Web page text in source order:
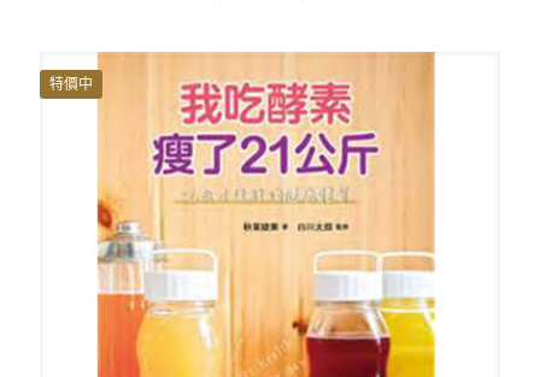
格：
NT$ 300。
格：
NT$ 237。
特價中